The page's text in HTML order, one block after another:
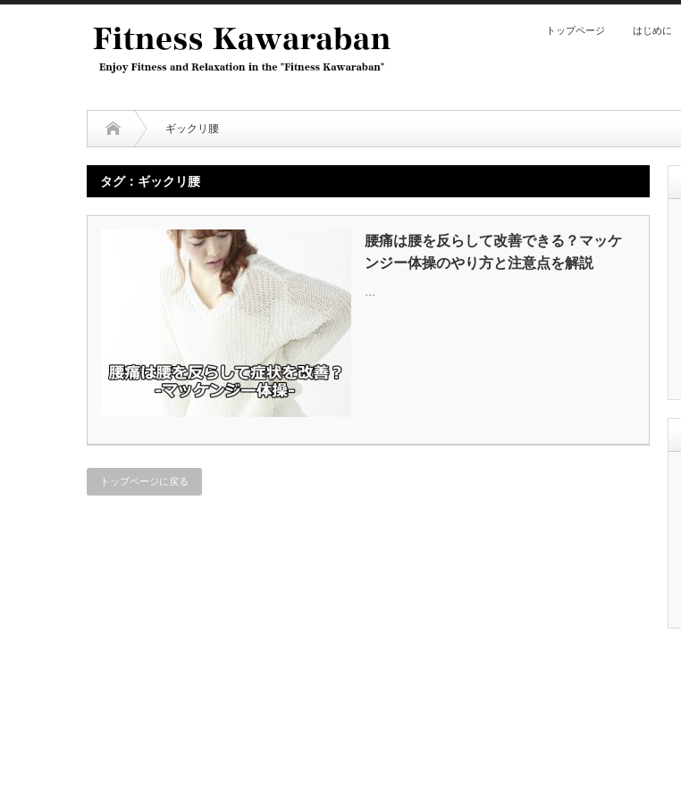
トップページ はじめに
ギックリ腰
タグ：ギックリ腰
腰痛は腰を反らして改善できる？マッケ
ンジー体操のやり方と注意点を解説
…
トップページに戻る